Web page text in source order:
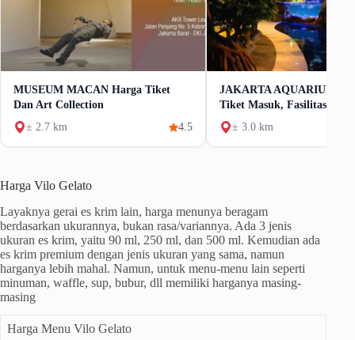
MUSEUM MACAN Harga Tiket
Dan Art Collection
± 2.7 km
4.5
JAKARTA AQUARIUM
Tiket Masuk, Fasilitas &
Umum
± 3.0 km
Harga Vilo Gelato
Layaknya gerai es krim lain, harga menunya beragam
berdasarkan ukurannya, bukan rasa/variannya. Ada 3 jenis
ukuran es krim, yaitu 90 ml, 250 ml, dan 500 ml. Kemudian ada
es krim premium dengan jenis ukuran yang sama, namun
harganya lebih mahal. Namun, untuk menu-menu lain seperti
minuman, waffle, sup, bubur, dll memiliki harganya masing-
masing
Harga Menu Vilo Gelato